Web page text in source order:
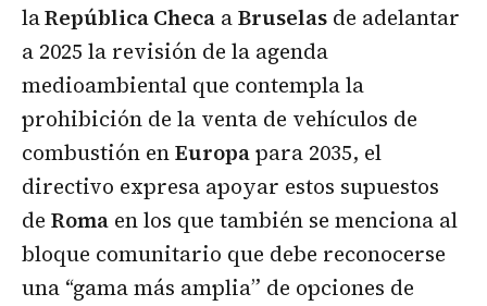
laRepública Checa aBruselas de adelantar
a 2025 la revisión de la agenda
medioambiental que contempla la
prohibición de la venta de vehículos de
combustión enEuropapara 2035, el
directivo expresa apoyar estos supuestos
de Roma en los que también se menciona al
bloque comunitario que debe reconocerse
una “gama más amplia” de opciones de